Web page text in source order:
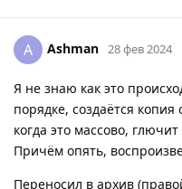
A Ashman 28 фев 2024
Я не знаю как это
порядке, создаётся
когда это массово, глючит
Причём опять,
Переносил в архив